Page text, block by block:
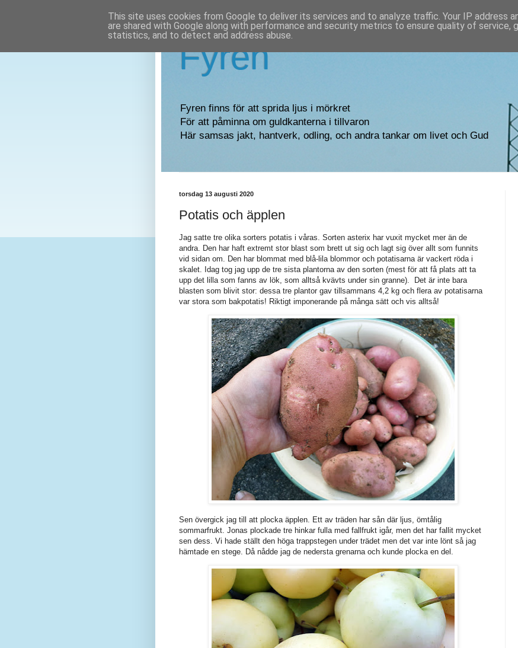
Fyren
Fyren finns för att sprida ljus i mörkret
För att påminna om guldkanterna i tillvaron
Här samsas jakt, hantverk, odling, och andra tankar om livet och Gud
torsdag 13 augusti 2020
Potatis och äpplen
Jag satte tre olika sorters potatis i våras. Sorten asterix har vuxit mycket mer än de
andra. Den har haft extremt stor blast som brett ut sig och lagt sig över allt som funnits
vid sidan om. Den har blommat med blå-lila blommor och potatisarna är vackert röda i
skalet. Idag tog jag upp de tre sista plantorna av den sorten (mest för att få plats att ta
upp det lilla som fanns av lök, som alltså kvävts under sin granne). Det är inte bara
blasten som blivit stor: dessa tre plantor gav tillsammans 4,2 kg och flera av potatisarna
var stora som bakpotatis! Riktigt imponerande på många sätt och vis alltså!
Sen övergick jag till att plocka äpplen. Ett av träden har sån där ljus, ömtålig
sommarfrukt. Jonas plockade tre hinkar fulla med fallfrukt igår, men det har fallit mycket
sen dess. Vi hade ställt den höga trappstegen under trädet men det var inte lönt så jag
hämtade en stege. Då nådde jag de nedersta grenarna och kunde plocka en del.
This site uses cookies from Google to deliver its services and to analyze traffic. Your IP address
are shared with Google along with performance and security metrics to ensure quality of service,
statistics, and to detect and address abuse.